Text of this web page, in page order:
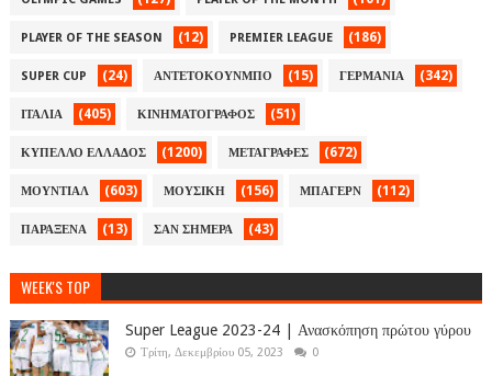
PLAYER OF THE SEASON (12) PREMIER LEAGUE (186)
SUPER CUP (24) ΑΝΤΕΤΟΚΟΥΝΜΠΟ (15) ΓΕΡΜΑΝΙΑ (342)
ΙΤΑΛΙΑ (405) ΚΙΝΗΜΑΤΟΓΡΑΦΟΣ (51)
ΚΥΠΕΛΛΟ ΕΛΛΑΔΟΣ (1200) ΜΕΤΑΓΡΑΦΕΣ (672)
ΜΟΥΝΤΙΑΛ (603) ΜΟΥΣΙΚΗ (156) ΜΠΑΓΕΡΝ (112)
ΠΑΡΑΞΕΝΑ (13) ΣΑΝ ΣΗΜΕΡΑ (43)
WEEK'S TOP
Super League 2023-24 | Ανασκόπηση πρώτου γύρου
Τρίτη, Δεκεμβρίου 05, 2023 0